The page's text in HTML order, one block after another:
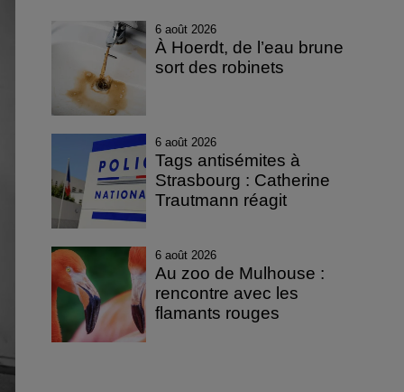
6 août 2026
À Hoerdt, de l’eau brune
sort des robinets
6 août 2026
Tags antisémites à
Strasbourg : Catherine
Trautmann réagit
6 août 2026
Au zoo de Mulhouse :
rencontre avec les
flamants rouges